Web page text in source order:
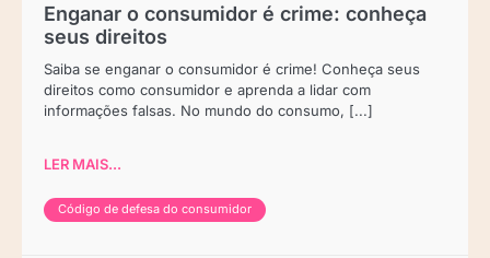
Enganar o consumidor é crime: conheça
seus direitos
Saiba se enganar o consumidor é crime! Conheça seus
direitos como consumidor e aprenda a lidar com
informações falsas. No mundo do consumo, [...]
LER MAIS...
Código de defesa do consumidor